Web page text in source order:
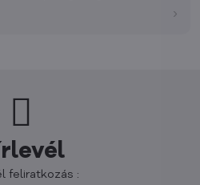
hozzám. Még
›
feliratkozás :